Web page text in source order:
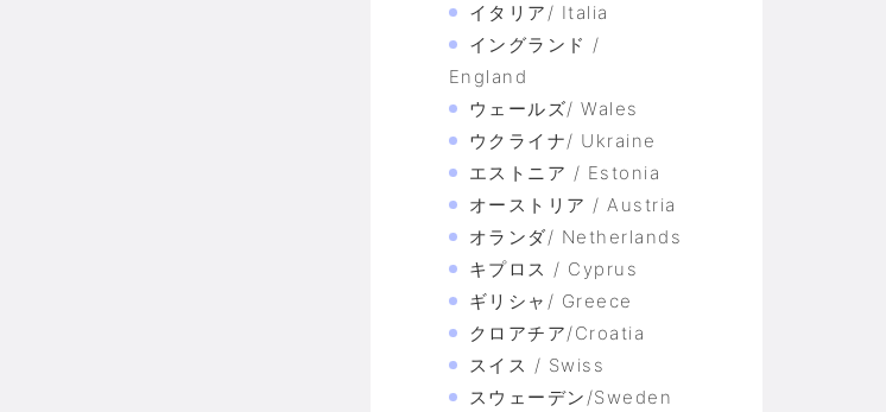
イタリア/ Italia
イングランド /
England
ウェールズ/ Wales
ウクライナ/ Ukraine
エストニア / Estonia
オーストリア / Austria
オランダ/ Netherlands
キプロス / Cyprus
ギリシャ/ Greece
クロアチア/Croatia
スイス / Swiss
スウェーデン/Sweden